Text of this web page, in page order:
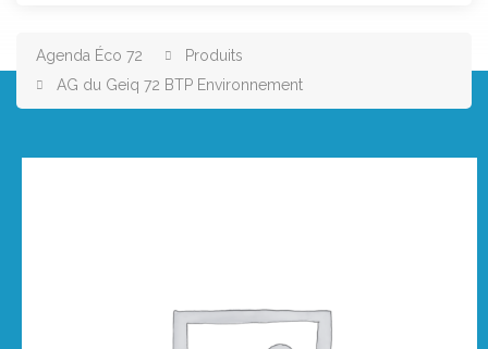
Agenda Éco 72
Produits
AG du Geiq 72 BTP Environnement